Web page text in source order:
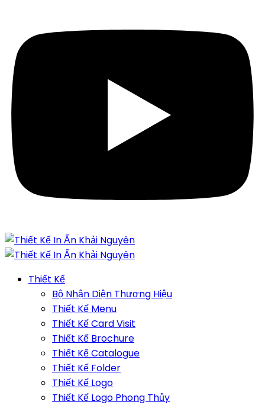
Thiết Kế
Bộ Nhận Diện Thương Hiệu
Thiết Kế Menu
Thiết Kế Card Visit
Thiết Kế Brochure
Thiết Kế Catalogue
Thiết Kế Folder
Thiết Kế Logo
Thiết Kế Logo Phong Thủy